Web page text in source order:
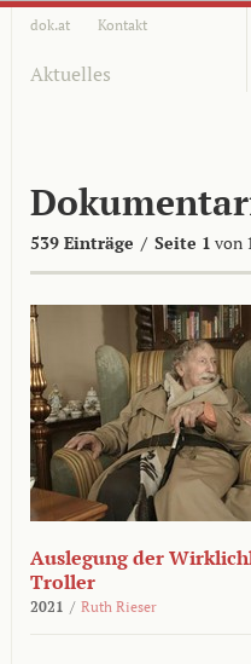
dok.at Kontakt
Aktuelles
539 Einträge / Seite 1 von
Auslegung der
Troller
2021 / Ruth Rieser